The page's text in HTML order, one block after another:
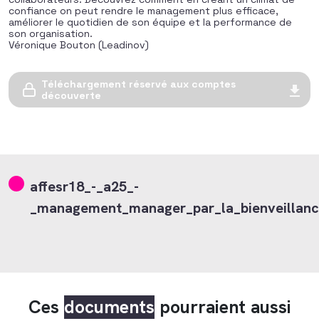
confiance on peut rendre le management plus efficace,
améliorer le quotidien de son équipe et la performance de
son organisation.
Véronique Bouton (Leadinov)
Téléchargement réservé aux comptes
découverte
affesr18_-_a25_-
Ces documents pourraient aussi